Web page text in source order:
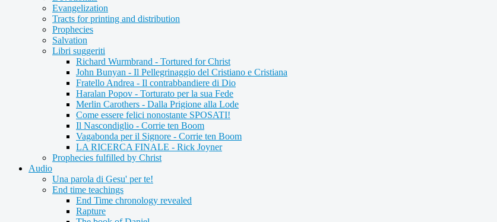
Evangelization
Tracts for printing and distribution
Prophecies
Salvation
Libri suggeriti
Richard Wurmbrand - Tortured for Christ
John Bunyan - Il Pellegrinaggio del Cristiano e Cristiana
Fratello Andrea - Il contrabbandiere di Dio
Haralan Popov - Torturato per la sua Fede
Merlin Carothers - Dalla Prigione alla Lode
Come essere felici nonostante SPOSATI!
Il Nascondiglio - Corrie ten Boom
Vagabonda per il Signore - Corrie ten Boom
LA RICERCA FINALE - Rick Joyner
Prophecies fulfilled by Christ
Audio
Una parola di Gesu' per te!
End time teachings
End Time chronology revealed
Rapture